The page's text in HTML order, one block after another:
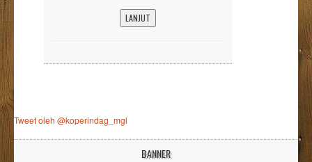
LANJUT
Tweet oleh @koperindag_mgl
BANNER